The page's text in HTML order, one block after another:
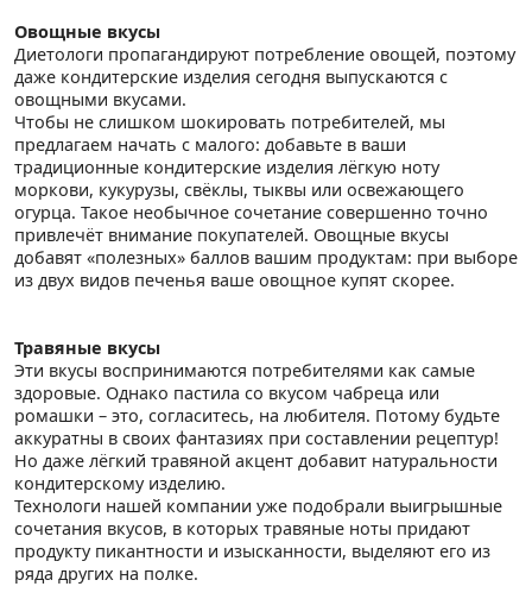
Овощные вкусы
Диетологи пропагандируют потребление овощей, поэтому
даже кондитерские изделия сегодня выпускаются с
овощными вкусами.
Чтобы не слишком шокировать потребителей, мы
предлагаем начать с малого: добавьте в ваши
традиционные кондитерские изделия лёгкую ноту
моркови, кукурузы, свёклы, тыквы или освежающего
огурца. Такое необычное сочетание совершенно точно
привлечёт внимание покупателей. Овощные вкусы
добавят «полезных» баллов вашим продуктам: при выборе
из двух видов печенья ваше овощное купят скорее.
Травяные вкусы
Эти вкусы воспринимаются потребителями как самые
здоровые. Однако пастила со вкусом чабреца или
ромашки – это, согласитесь, на любителя. Потому будьте
аккуратны в своих фантазиях при составлении рецептур!
Но даже лёгкий травяной акцент добавит натуральности
кондитерскому изделию.
Технологи нашей компании уже подобрали выигрышные
сочетания вкусов, в которых травяные ноты придают
продукту пикантности и изысканности, выделяют его из
ряда других на полке.